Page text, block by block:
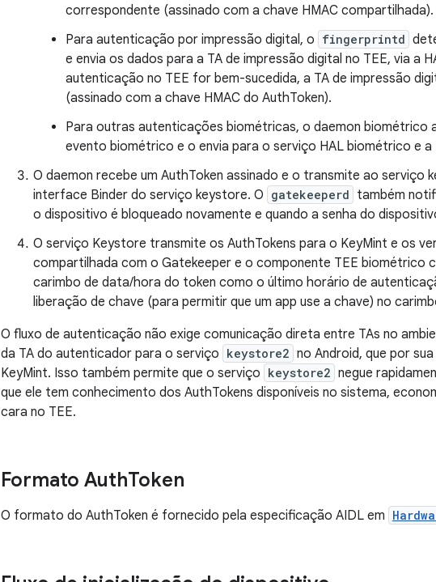
correspondente (assinado com a chave HMAC compartilhada).
Para autenticação por impressão digital, o fingerprintd
e envia os dados para a TA de impressão digital no TEE, via a
autenticação no TEE for bem-sucedida, a TA de impressão
(assinado com a chave HMAC do AuthToken).
Para outras autenticações biométricas, o daemon biométrico
evento biométrico e o envia para o serviço HAL biométrico e a
O daemon recebe um AuthToken assinado e o transmite ao serviço
interface Binder do serviço keystore. O gatekeeperd também
o dispositivo é bloqueado novamente e quando a senha do
O serviço Keystore transmite os AuthTokens para o KeyMint e os
compartilhada com o Gatekeeper e o componente TEE biométrico
carimbo de data/hora do token como o último horário de
liberação de chave (para permitir que um app use a chave) no
O fluxo de autenticação não exige comunicação direta entre TAs no
da TA do autenticador para o serviço keystore2 no Android, que por
KeyMint. Isso também permite que o serviço keystore2 negue
que ele tem conhecimento dos AuthTokens disponíveis no sistema,
cara no TEE.
Formato AuthToken
O formato do AuthToken é fornecido pela especificação AIDL em